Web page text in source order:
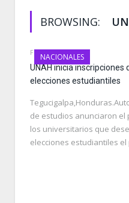
BROWSING:
NACIONALES
FEBRUARY 5, 2020
UNAH inicia inscripciones
elecciones estudiantiles
de estudios anunciaron el
los universitarios que
elecciones estudiantiles